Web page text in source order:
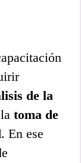
de la
latoma de
. En ese